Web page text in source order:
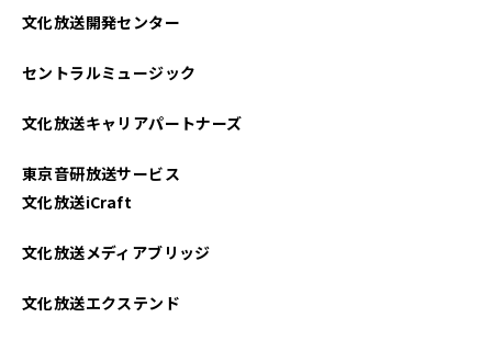
文化放送開発センター
セントラルミュージック
文化放送キャリアパートナーズ
東京音研放送サービス
文化放送iCraft
文化放送メディアブリッジ
文化放送エクステンド